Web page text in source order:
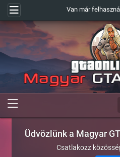
Van már
Üdvözlünk a Magyar
Csatlakozz